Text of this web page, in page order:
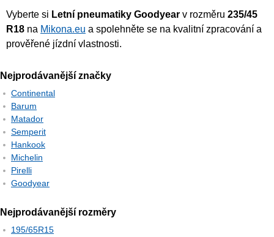
Vyberte si Letní pneumatiky Goodyear v rozměru 235/45
R18 na Mikona.eu a spolehněte se na kvalitní zpracování a
prověřené jízdní vlastnosti.
Nejprodávanější značky
Continental
Barum
Matador
Semperit
Hankook
Michelin
Pirelli
Goodyear
Nejprodávanější rozměry
195/65R15